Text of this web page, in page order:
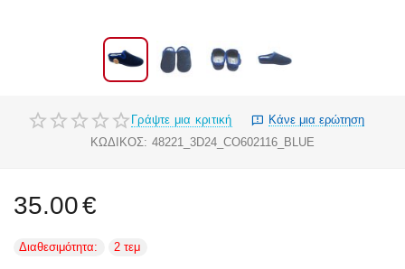
Γράψτε μια κριτική
Κάνε μια ερώτηση
ΚΩΔΙΚΟΣ: 48221_3D24_CO602116_BLUE
35.00€
Διαθεσιμότητα: 2 τεμ